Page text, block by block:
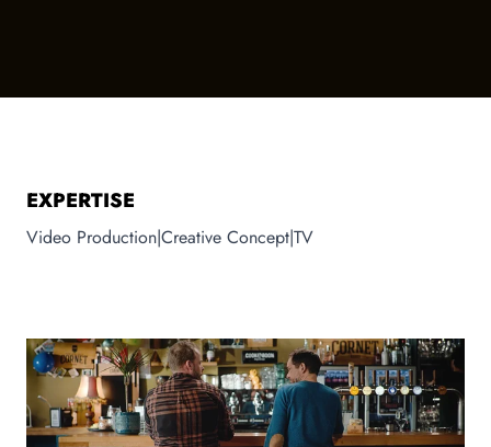
EXPERTISE
Video Production|Creative Concept|TV